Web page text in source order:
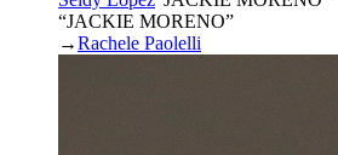
“JACKIE MORENO”
→Rachele Paolelli